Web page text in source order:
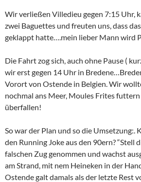
Wir verließen Villedieu gegen 7:15 Uhr,
zwei Baguettes und freuten uns, dass
geklappt hatte….mein lieber Mann wird
Die Fahrt zog sich, auch ohne Pause (
wir erst gegen 14 Uhr in
Vorort von Ostende in Belgien. Wir
nochmal ans Meer, Moules Frites
überfallen!
So war der Plan und so die Umsetzung:.
den Running Joke aus den 90ern? “Stell
falschen Zug genommen und wachst
am Strand, mit nem Heineken in der
Ostende galt damals als der letzte Rest